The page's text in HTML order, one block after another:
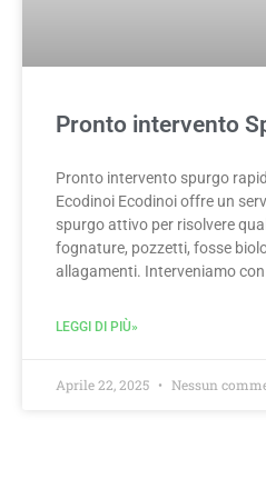
Pronto intervento
Pronto intervento spurgo
Ecodinoi Ecodinoi offre un
spurgo attivo per risolvere
fognature, pozzetti, fosse
allagamenti. Interveniamo
LEGGI DI PIÙ»
Aprile 22, 2025 Nessun